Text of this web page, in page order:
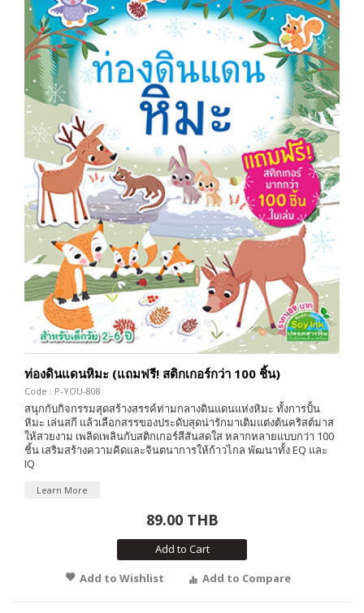
ท่องดินแดนหิมะ (แถมฟรี! สติกเกอร์กว่า 100 ชิ้น)
Code : P-YOU-808
สนุกกับกิจกรรมสุดสร้างสรรค์ท่ามกลางดินแดนแห่งหิมะ ทั้งการปั้น
หิมะ เล่นสกี แล้วเลือกสรรของประดับสุดน่ารักมาเติมแต่งต้นคริสต์มาส
ให้สวยงาม เพลิดเพลินกับสติกเกอร์สีสันสดใส หลากหลายแบบกว่า 100
ชิ้น เสริมสร้างความคิดและจินตนาการให้ก้าวไกล พัฒนาทั้ง EQ และ
IQ
Learn More
89.00 THB
Add to Cart
Add to Wishlist
Add to Compare